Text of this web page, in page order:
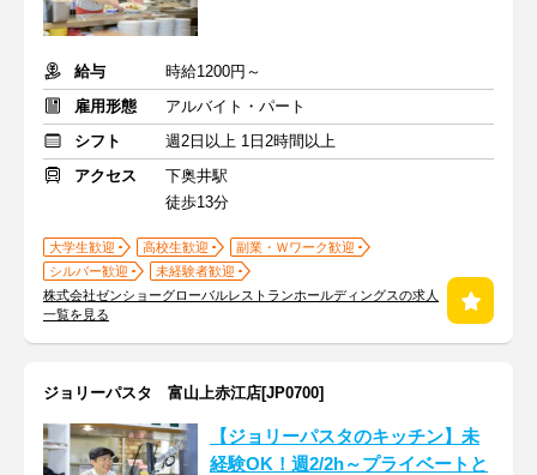
給与
時給1200円～
雇用形態
アルバイト・パート
シフト
週2日以上 1日2時間以上
アクセス
下奥井駅
徒歩13分
大学生歓迎 高校生歓迎
副業・Ｗワーク歓迎
シルバー歓迎
未経験者歓迎
株式会社ゼンショーグローバルレストランホールディングスの求人
一覧を見る
ジョリーパスタ 富山上赤江店[JP0700]
【ジョリーパスタのキッチン】未
経験OK！週2/2h～プライベートと